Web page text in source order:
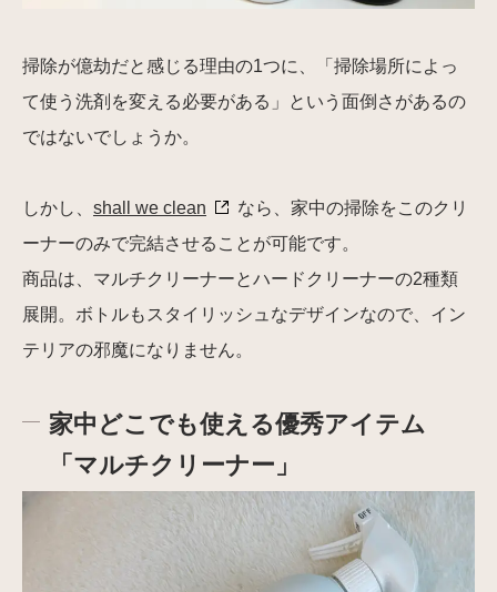
掃除が億劫だと感じる理由の1つに、「掃除場所によっ
て使う洗剤を変える必要がある」という面倒さがあるの
ではないでしょうか。
しかし、 shall we clean
なら、家中の掃除をこのクリ
ーナーのみで完結させることが可能です。
商品は、マルチクリーナーとハードクリーナーの2種類
展開。ボトルもスタイリッシュなデザインなので、イン
テリアの邪魔になりません。
家中どこでも使える優秀アイテム
「マルチクリーナー」